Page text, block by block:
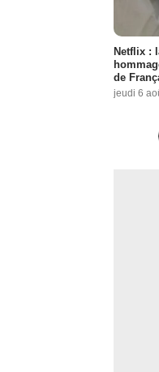
Netflix :
de
jeudi 6